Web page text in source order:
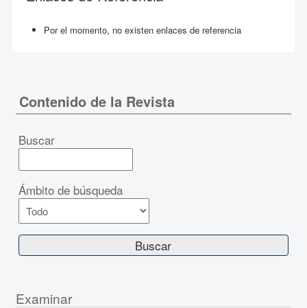
Por el momento, no existen enlaces de referencia
Contenido de la Revista
Buscar
Ámbito de búsqueda
Examinar